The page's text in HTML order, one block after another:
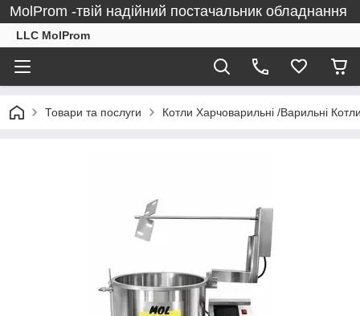
MolProm -твій надійний постачальник обладнання
LLC MolProm
Товари та послуги Котли Харчоварильні /Варильні